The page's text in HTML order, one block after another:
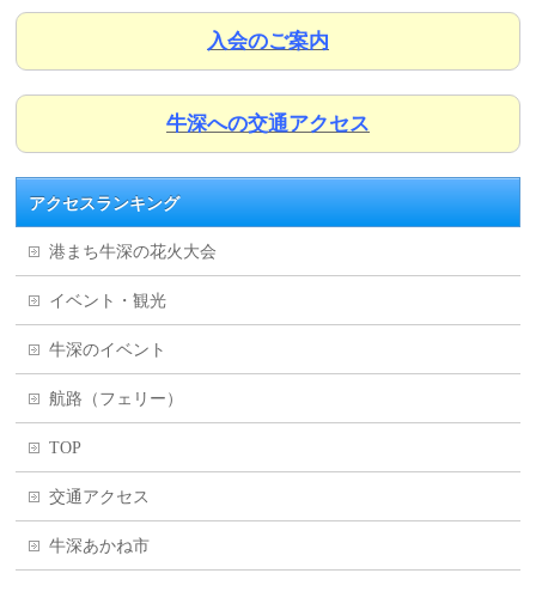
入会のご案内
牛深への交通アクセス
アクセスランキング
港まち牛深の花火大会
イベント・観光
牛深のイベント
航路（フェリー）
TOP
交通アクセス
牛深あかね市